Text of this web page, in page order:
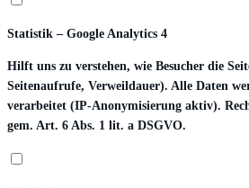
Statistik – Google Analytics 4
Hilft uns zu verstehen, wie Besucher die
Seitenaufrufe, Verweildauer). Alle Daten
verarbeitet (IP-Anonymisierung aktiv).
gem. Art. 6 Abs. 1 lit. a DSGVO.